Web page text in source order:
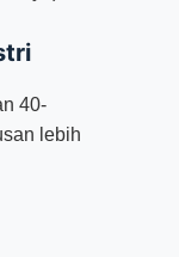
40-
lebih